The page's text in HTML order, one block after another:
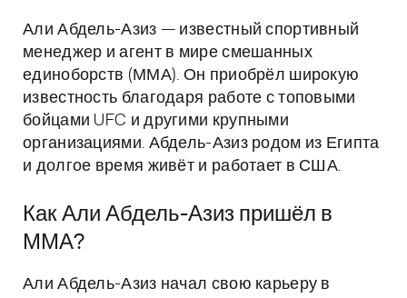
Али Абдель-Азиз — известный спортивный
менеджер и агент в мире смешанных
единоборств (ММА). Он приобрёл широкую
известность благодаря работе с топовыми
бойцами UFC и другими крупными
организациями. Абдель-Азиз родом из Египта
и долгое время живёт и работает в США.
Как Али Абдель-Азиз пришёл в
ММА?
Али Абдель-Азиз начал свою карьеру в